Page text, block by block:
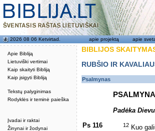
Apie Bibliją
Lietuviški vertimai
Kaip skaityti Bibliją
Kaip įsigyti Bibliją
Tekstų palyginimas
Rodyklės ir teminė paieška
Įvadai ir raktai
Žinynai ir žodynai
2026 08 06 Ketvirtad. apie projektą apie
BIBLIJOS
RUBŠIO IR
Psalmynas
Padėka
Ps 116 12 Kuo